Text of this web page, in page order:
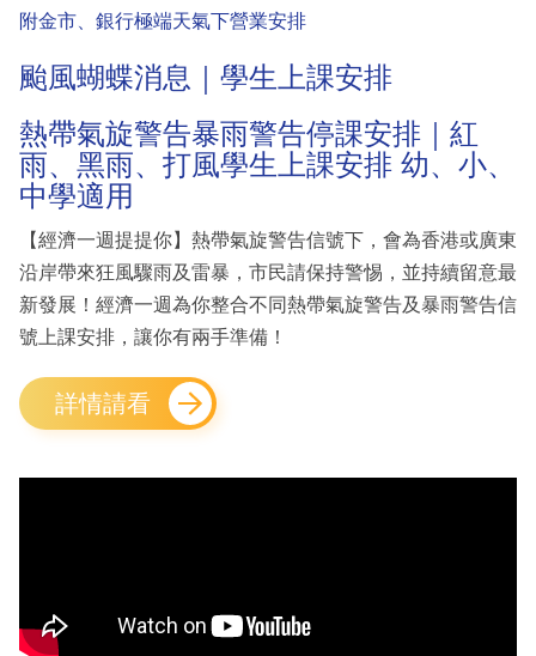
附金市、銀行極端天氣下營業安排
颱風蝴蝶消息｜學生上課安排
熱帶氣旋警告暴雨警告停課安排｜紅
雨、黑雨、打風學生上課安排 幼、小、
中學適用
【經濟一週提提你】熱帶氣旋警告信號下，會為香港或廣東
沿岸帶來狂風驟雨及雷暴，市民請保持警惕，並持續留意最
新發展！經濟一週為你整合不同熱帶氣旋警告及暴雨警告信
號上課安排，讓你有兩手準備！
詳情請看